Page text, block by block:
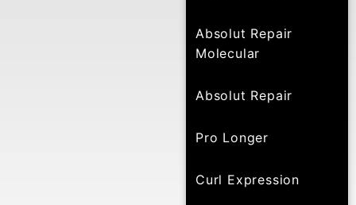
Absolut Repair
Molecular
Absolut Repair
Pro Longer
Curl Expression